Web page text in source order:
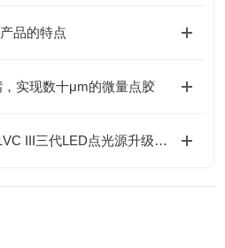
品的特点
实现数十μm的微量点胶
HOYA豪雅EXECURE-H-1VC III三代LED点光源升级特性、参数、优势与迭代差异